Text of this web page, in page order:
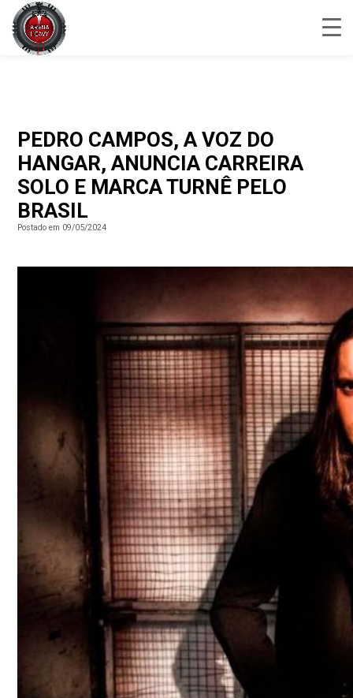
PEDRO CAMPOS, A VOZ DO
HANGAR, ANUNCIA CARREIRA
SOLO E MARCA TURNÊ PELO
BRASIL
Postado em 09/05/2024